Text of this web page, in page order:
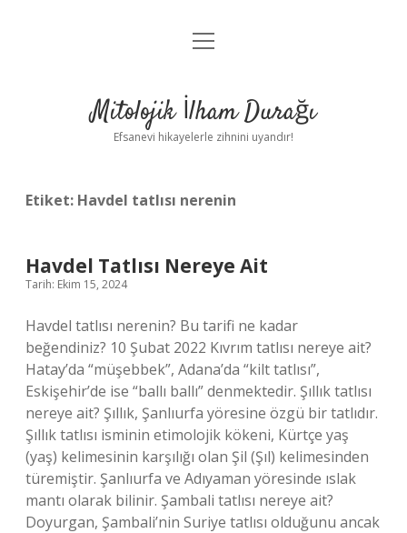
Anasayfa
Yasal Uyarı
menüyü
Mitolojik İlham Durağı
Efsanevi hikayelerle zihnini uyandır!
Etiket: Havdel tatlısı nerenin
Havdel Tatlısı Nereye Ait
Tarih: Ekim 15, 2024
Havdel tatlısı nerenin? Bu tarifi ne kadar
beğendiniz? 10 Şubat 2022 Kıvrım tatlısı nereye ait?
Hatay’da “müşebbek”, Adana’da “kilt tatlısı”,
Eskişehir’de ise “ballı ballı” denmektedir. Şıllık tatlısı
nereye ait? Şıllık, Şanlıurfa yöresine özgü bir tatlıdır.
Şıllık tatlısı isminin etimolojik kökeni, Kürtçe yaş
(yaş) kelimesinin karşılığı olan Şil (Şıl) kelimesinden
türemiştir. Şanlıurfa ve Adıyaman yöresinde ıslak
mantı olarak bilinir. Şambali tatlısı nereye ait?
Doyurgan, Şambali’nin Suriye tatlısı olduğunu ancak